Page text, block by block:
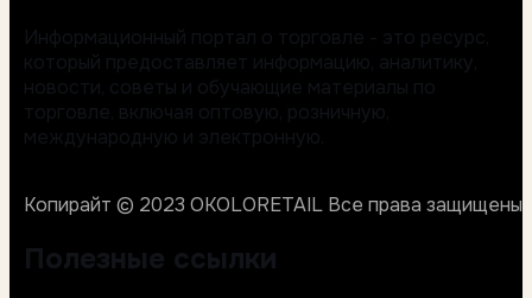
Информационный портал о торговле - это ресурс,
который предоставляет информацию, аналитику,
новости, советы и обучающие материалы по
торговле, включая оптовую, розничную,
международную и электронную.
Копирайт © 2023 OKOLORETAIL Все права защищены.
Полезные ссылки